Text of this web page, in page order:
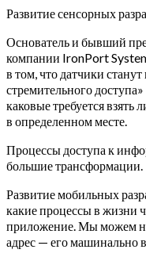
Развитие сенсорных
Основатель и бывший
компании IronPort
в том, что датчики
стремительного
каковые требуется
в определенном месте.
Процессы доступа к
большие трансформации.
Развитие мобильных
какие процессы в жизни
приложение. Мы можем
адрес — его машинально